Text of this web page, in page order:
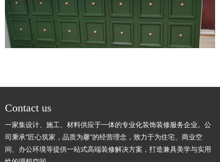
Contact us
一家集设计、施工、材料供应于一体的专业化装饰装修服务企业。公
司秉承“匠心筑家，品质为馨”的经营理念，致力于为住宅、商业空
间、办公环境等提供一站式高端装修解决方案，打造兼具美学与实用